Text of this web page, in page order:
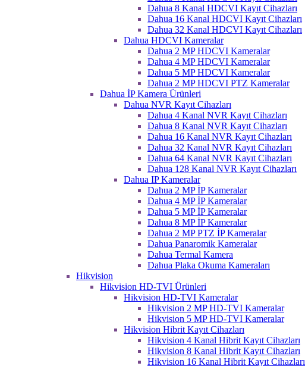
Dahua 8 Kanal HDCVI Kayıt Cihazları
Dahua 16 Kanal HDCVI Kayıt Cihazları
Dahua 32 Kanal HDCVI Kayıt Cihazları
Dahua HDCVI Kameralar
Dahua 2 MP HDCVI Kameralar
Dahua 4 MP HDCVI Kameralar
Dahua 5 MP HDCVI Kameralar
Dahua 2 MP HDCVI PTZ Kameralar
Dahua İP Kamera Ürünleri
Dahua NVR Kayıt Cihazları
Dahua 4 Kanal NVR Kayıt Cihazları
Dahua 8 Kanal NVR Kayıt Cihazları
Dahua 16 Kanal NVR Kayıt Cihazları
Dahua 32 Kanal NVR Kayıt Cihazları
Dahua 64 Kanal NVR Kayıt Cihazları
Dahua 128 Kanal NVR Kayıt Cihazları
Dahua IP Kameralar
Dahua 2 MP İP Kameralar
Dahua 4 MP İP Kameralar
Dahua 5 MP İP Kameralar
Dahua 8 MP İP Kameralar
Dahua 2 MP PTZ İP Kameralar
Dahua Panaromik Kameralar
Dahua Termal Kamera
Dahua Plaka Okuma Kameraları
Hikvision
Hikvision HD-TVI Ürünleri
Hikvision HD-TVI Kameralar
Hikvision 2 MP HD-TVI Kameralar
Hikvision 5 MP HD-TVI Kameralar
Hikvision Hibrit Kayıt Cihazları
Hikvision 4 Kanal Hibrit Kayıt Cihazları
Hikvision 8 Kanal Hibrit Kayıt Cihazları
Hikvision 16 Kanal Hibrit Kayıt Cihazları